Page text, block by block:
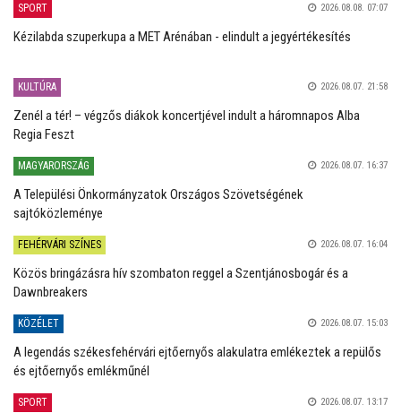
SPORT 2026.08.08. 07:07
Kézilabda szuperkupa a MET Arénában - elindult a jegyértékesítés
KULTÚRA 2026.08.07. 21:58
Zenél a tér! – végzős diákok koncertjével indult a háromnapos Alba
Regia Feszt
MAGYARORSZÁG 2026.08.07. 16:37
A Települési Önkormányzatok Országos Szövetségének
sajtóközleménye
FEHÉRVÁRI SZÍNES 2026.08.07. 16:04
Közös bringázásra hív szombaton reggel a Szentjánosbogár és a
Dawnbreakers
KÖZÉLET 2026.08.07. 15:03
A legendás székesfehérvári ejtőernyős alakulatra emlékeztek a repülős
és ejtőernyős emlékműnél
SPORT 2026.08.07. 13:17